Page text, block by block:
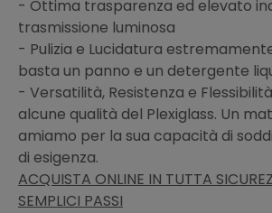
- Ottima trasparenza ed elevato
trasmissione luminosa
- Pulizia e Lucidatura
basta un panno e un detergente
- Versatilità, Resistenza e
alcune qualità del Plexiglass. Un
amiamo per la sua capacità di
di esigenza.
ACQUISTA ONLINE IN TUTTA
SEMPLICI PASSI